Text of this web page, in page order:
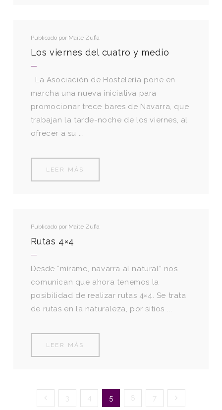
Publicado por Maite Zufia
Los viernes del cuatro y medio
La Asociación de Hostelería pone en
marcha una nueva iniciativa para
promocionar trece bares de Navarra, que
trabajan la tarde-noche de los viernes, al
ofrecer a su ...
LEER MÁS
Publicado por Maite Zufia
Rutas 4×4
Desde “mírame, navarra al natural” nos
comunican que ahora tenemos la
posibilidad de realizar rutas 4×4. Se trata
de rutas en la naturaleza, por sitios ...
LEER MÁS
3 4 5 6 7